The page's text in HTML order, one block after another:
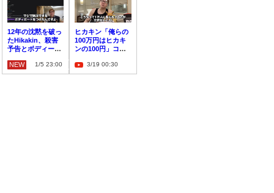
12年の沈黙を破っ
たHikakin、殺害
予告とボディーガ
NEW
1/5 23:00
ヒカキン「俺らの
100万円はヒカキ
ンの100円」コメ
スにファン「尊敬
できる」
3/19 00:30